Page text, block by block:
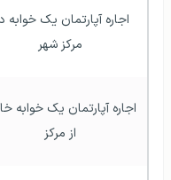
مرکز شهر
از مرکز